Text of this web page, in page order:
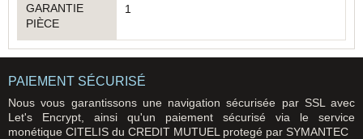
GARANTIE
PIÈCE
1
PAIEMENT SÉCURISÉ
Nous vous garantissons une navigation sécurisée par SSL avec
Let's Encrypt, ainsi qu'un paiement sécurisé via le service
monétique CITELIS du CREDIT MUTUEL protegé par SYMANTEC